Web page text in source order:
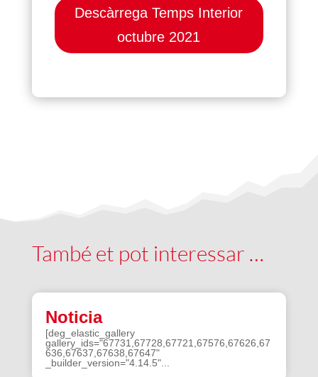
Descàrrega Temps Interior
octubre 2021
També et pot interessar …
Noticia
[deg_elastic_gallery
gallery_ids="67731,67728,67721,67576,67626,67
636,67637,67638,67647"
_builder_version="4.14.5"...